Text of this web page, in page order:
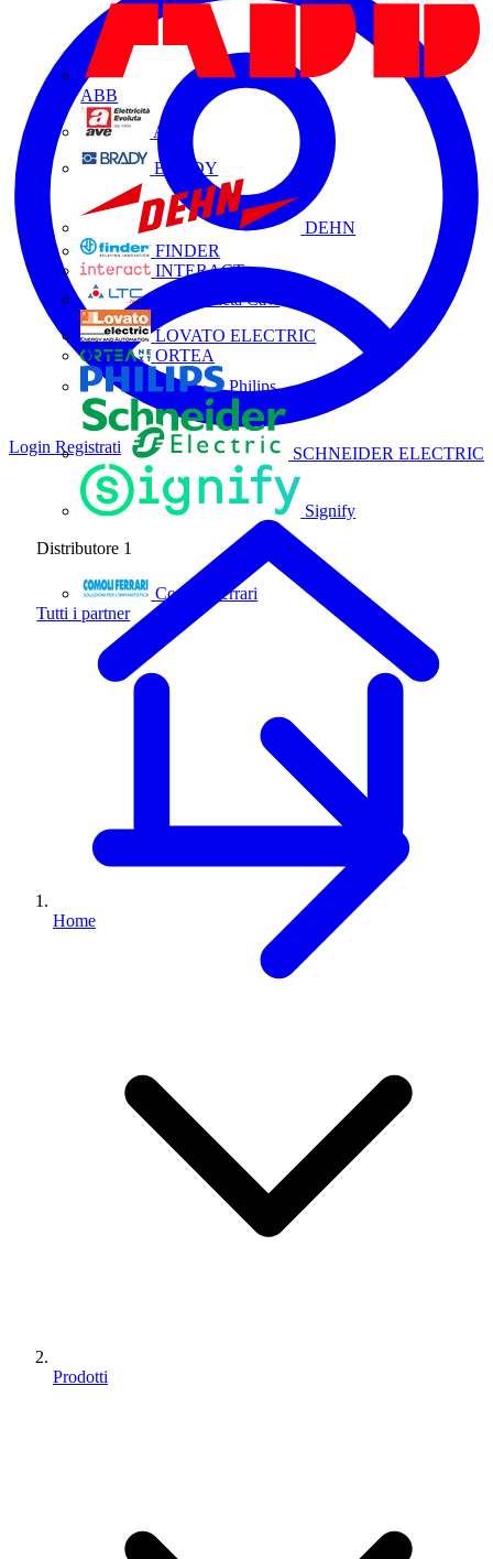
ABB
AVE
BRADY
DEHN
FINDER
INTERACT
La Triveneta Cavi
LOVATO ELECTRIC
ORTEA
Philips
SCHNEIDER ELECTRIC
Signify
Distributore 1
Comoli Ferrari
Tutti i partner
Login Registrati
Home
Prodotti